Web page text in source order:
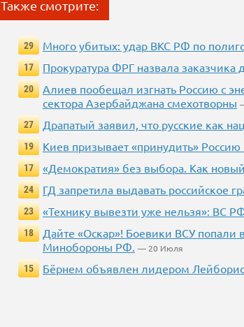
Также смотрите:
29 Много убитых: удар ВКС РФ по
17
Прокуратура ФРГ назвала
20
Алиев пообещал изгнать Россию с
сектора Азербайджана смехотворны
27
Драпатый заявил, что русские как
19
Киев призывает «принудить»
17
«Демократия» без выбора. Как
24
ГД запретила выдавать российское
23
«Технику вывезти уже нельзя»: ВС
18
Дайте «Оскар»! Боевики ВСУ попали
Минобороны РФ. — 20 Июля
15
Бёрнем объявлен лидером